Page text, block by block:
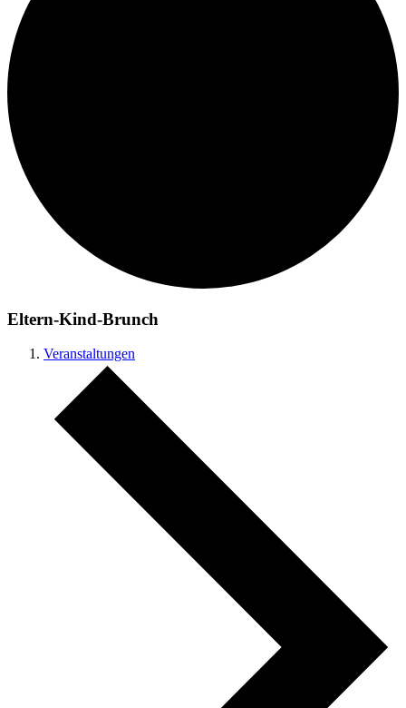
Eltern-Kind-Brunch
Veranstaltungen